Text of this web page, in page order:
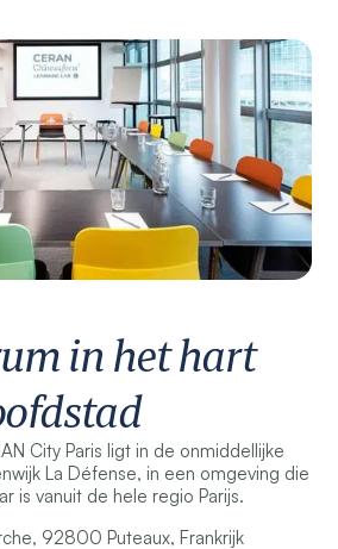
in het hart
City Paris ligt in de onmiddellijke
La Défense, in een omgeving die
is vanuit de hele regio Parijs.
92800 Puteaux, Frankrijk